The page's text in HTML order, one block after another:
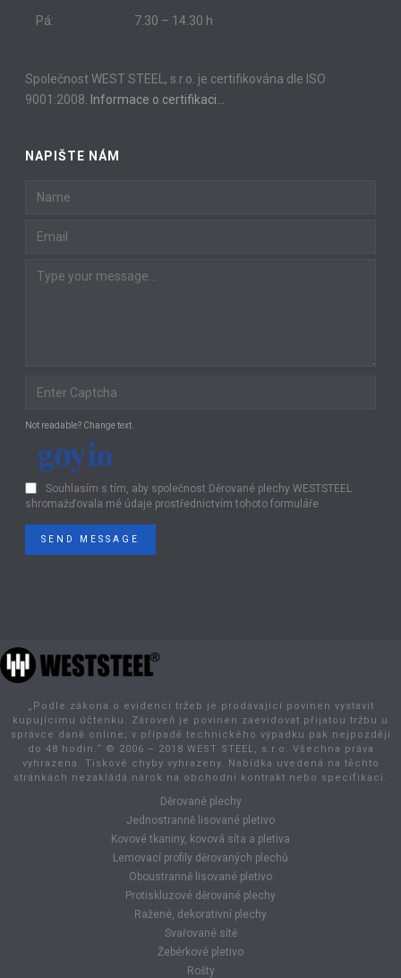
Pá: 7.30 – 14.30 h
Společnost WEST STEEL, s.r.o. je certifikována dle ISO
9001:2008. Informace o certifikaci…
NAPIŠTE NÁM
Not readable? Change text.
Souhlasím s tím, aby společnost Děrované plechy WESTSTEEL
shromažďovala mé údaje prostřednictvím tohoto formuláře.
SEND MESSAGE
„Podle zákona o evidenci tržeb je prodávající povinen vystavit
kupujícímu účtenku. Zároveň je povinen zaevidovat přijatou tržbu u
správce daně online; v případě technického výpadku pak nejpozději
do 48 hodin.“ © 2006 – 2018 WEST STEEL, s.r.o. Všechna práva
vyhrazena. Tiskové chyby vyhrazeny. Nabídka uvedená na těchto
stránkách nezakládá nárok na obchodní kontrakt nebo specifikaci.
Děrované plechy
Jednostranně lisované pletivo
Kovové tkaniny, kovová síta a pletiva
Lemovací profily děrovaných plechů
Oboustranně lisované pletivo
Protiskluzové děrované plechy
Ražené, dekorativní plechy
Svařované sítě
Žebérkové pletivo
Rošty